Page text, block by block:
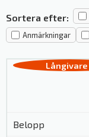
Sortera efter:
Anmärkningar